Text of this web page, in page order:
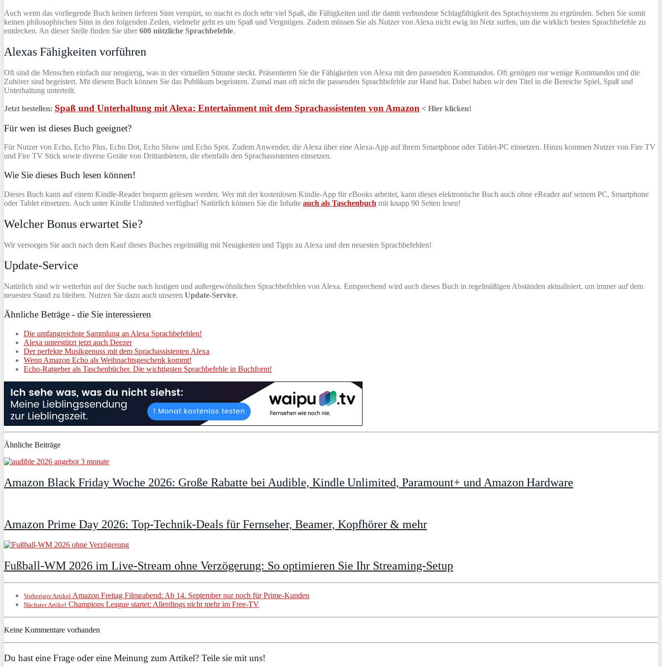
Auch wenn das vorliegende Buch keinen tieferen Sinn verspürt, so macht es doch sehr viel Spaß, die Fähigkeiten und die damit verbundene Schlagfähigkeit des Sprachsystems zu ergründen. Sehen Sie somit
keinen philosophischen Sinn in den folgenden Zeilen, vielmehr geht es um Spaß und Vergnügen. Zudem müssen Sie als Nutzer von Alexa nicht ewig im Netz surfen, um die wirklich besten Sprachbefehle zu
entdecken. An dieser Stelle finden Sie über600 nützliche Sprachbefehle.
Alexas Fähigkeiten vorführen
Oft sind die Menschen einfach nur neugierig, was in der virtuellen Stimme steckt. Präsentieren Sie die Fähigkeiten von Alexa mit den passenden Kommandos. Oft genügen nur wenige Kommandos und die
Zuhörer sind begeistert. Mit diesem Buch können Sie das Publikum begeistern. Zumal man oft nicht die passenden Sprachbefehle zur Hand hat. Dabei haben wir den Titel in die Bereiche Spiel, Spaß und
Unterhaltung unterteilt.
Jetzt bestellen: Spaß und Unterhaltung mit Alexa: Entertainment mit dem Sprachassistenten von Amazon < Hier klicken!
Für wen ist dieses Buch geeignet?
Für Nutzer von Echo, Echo Plus, Echo Dot, Echo Show und Echo Spot. Zudem Anwender, die Alexa über eine Alexa-App auf ihrem Smartphone oder Tablet-PC einsetzen. Hinzu kommen Nutzer von Fire TV
und Fire TV Stick sowie diverse Geräte von Drittanbietern, die ebenfalls den Sprachassistenten einsetzen.
Wie Sie dieses Buch lesen können!
Dieses Buch kann auf einem Kindle-Reader bequem gelesen werden. Wer mit der kostenlosen Kindle-App für eBooks arbeitet, kann dieses elektronische Buch auch ohne eReader auf seinem PC, Smartphone
oder Tablet einsetzen. Auch unter Kindle Unlimited verfügbar! Natürlich können Sie die Inhalte auch als Taschenbuch mit knapp 90 Seiten lesen!
Welcher Bonus erwartet Sie?
Wir versorgen Sie auch nach dem Kauf dieses Buches regelmäßig mit Neuigkeiten und Tipps zu Alexa und den neuesten Sprachbefehlen!
Update-Service
Natürlich sind wir weiterhin auf der Suche nach lustigen und außergewöhnlichen Sprachbefehlen von Alexa. Entsprechend wird auch dieses Buch in regelmäßigen Abständen aktualisiert, um immer auf dem
neuesten Stand zu bleiben. Nutzen Sie dazu auch unseren Update-Service.
Ähnliche Beträge - die Sie interessieren
Die umfangreichste Sammlung an Alexa Sprachbefehlen!
Alexa unterstützt jetzt auch Deezer
Der perfekte Musikgenuss mit dem Sprachassistenten Alexa
Wenn Amazon Echo als Weihnachtsgeschenk kommt!
Echo-Ratgeber als Taschenbücher. Die wichtigsten Sprachbefehle in Buchform!
Ähnliche Beiträge
Amazon Black Friday Woche 2026: Große Rabatte bei Audible, Kindle Unlimited, Paramount+ und Amazon Hardware
Amazon Prime Day 2026: Top-Technik-Deals für Fernseher, Beamer, Kopfhörer & mehr
Fußball-WM 2026 im Live-Stream ohne Verzögerung: So optimieren Sie Ihr Streaming-Setup
Vorheriger Artikel Amazon Freitag Filmeabend: Ab 14. September nur noch für Prime-Kunden
Nächster Artikel Champions League startet: Allerdings nicht mehr im Free-TV
Keine Kommentare vorhanden
Du hast eine Frage oder eine Meinung zum Artikel? Teile sie mit uns!